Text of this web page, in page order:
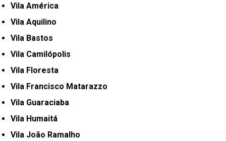
Vila América
Vila Aquilino
Vila Bastos
Vila Camilópolis
Vila Floresta
Vila Francisco Matarazzo
Vila Guaraciaba
Vila Humaitá
Vila João Ramalho